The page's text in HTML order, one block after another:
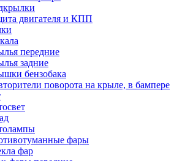
двигателя и КПП
передние
задние
бензобака
поворота на крыле, в бампере
фары
фар